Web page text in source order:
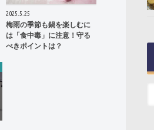
2025.5.25
梅雨の季節も鍋を楽しむに
は「食中毒」に注意！守る
べきポイントは？